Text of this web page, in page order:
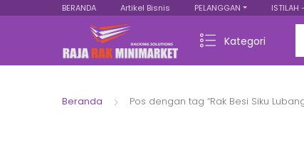
BERANDA Artikel Bisnis PELANGGAN ISTILAH
Kategori
Beranda Pos dengan tag “Rak Besi Siku